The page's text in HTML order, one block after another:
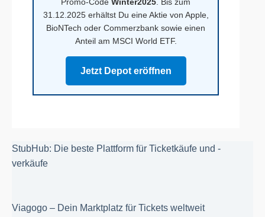
Promo-CodeWinter2025. Bis zum
31.12.2025 erhältst Du eine Aktie von Apple,
BioNTech oder Commerzbank sowie einen
Anteil am MSCI World ETF.
Jetzt Depot eröffnen
StubHub: Die beste Plattform für Ticketkäufe und -
verkäufe
Viagogo – Dein Marktplatz für Tickets weltweit